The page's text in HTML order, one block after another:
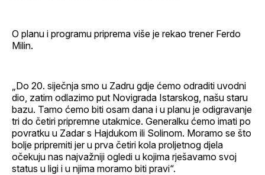
O planu i programu priprema više je rekao trener Ferdo
Milin.
„Do 20. siječnja smo u Zadru gdje ćemo odraditi uvodni
dio, zatim odlazimo put Novigrada Istarskog, našu staru
bazu. Tamo ćemo biti osam dana i u planu je odigravanje
tri do četiri pripremne utakmice. Generalku ćemo imati po
povratku u Zadar s Hajdukom ili Solinom. Moramo se što
bolje pripremiti jer u prva četiri kola proljetnog djela
očekuju nas najvažniji ogledi u kojima rješavamo svoj
status u ligi i u njima moramo biti pravi“.